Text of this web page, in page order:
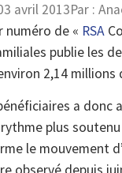
avril 2013Par :
numéro de « RSA
publie les
2,14
a donc
plus
le mouvement